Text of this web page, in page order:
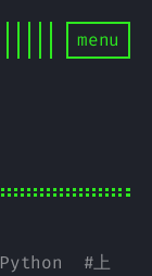
menu
Python #上